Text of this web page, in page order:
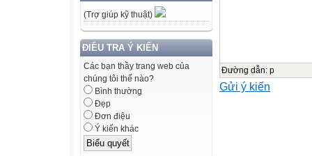
(Trợ giúp kỹ thuật)
ĐIỀU TRA Ý KIẾN
Các bạn thầy trang web của
chúng tôi thế nào?
Bình thường
Đẹp
Đơn điệu
Ý kiến khác
Đặ
Đường dẫn: p
Gửi ý kiến